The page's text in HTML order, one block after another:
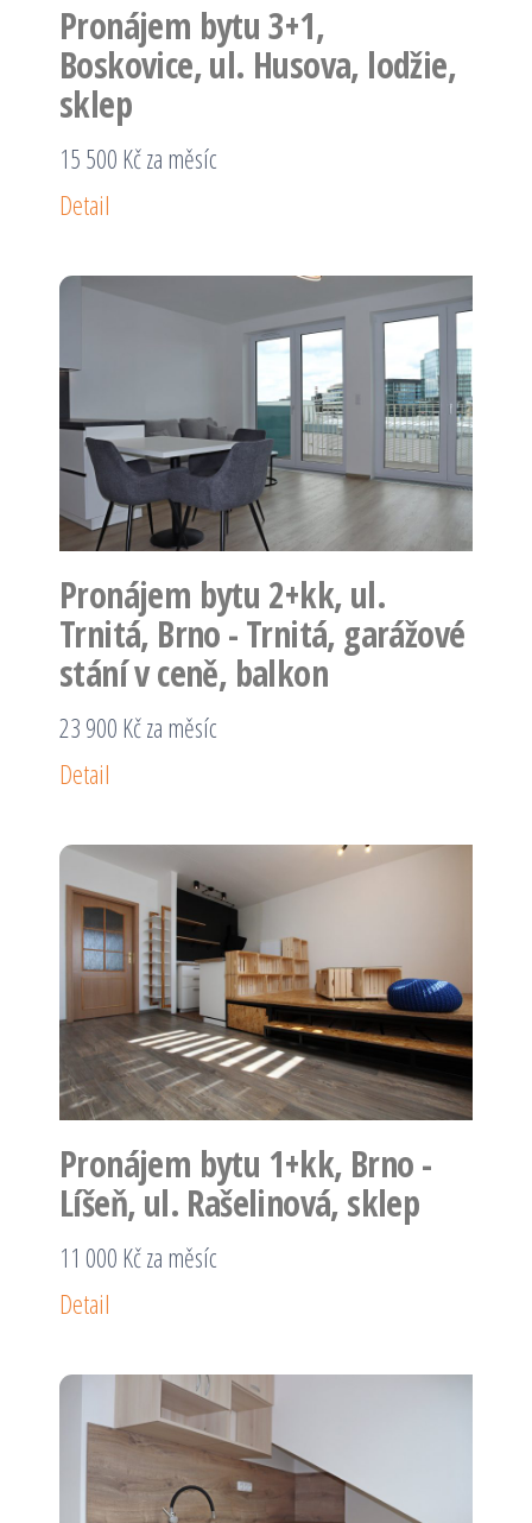
Pronájem bytu 3+1,
Boskovice, ul. Husova, lodžie,
sklep
15 500 Kč za měsíc
Detail
Pronájem bytu 2+kk, ul.
Trnitá, Brno - Trnitá, garážové
stání v ceně, balkon
23 900 Kč za měsíc
Detail
Pronájem bytu 1+kk, Brno -
Líšeň, ul. Rašelinová, sklep
11 000 Kč za měsíc
Detail